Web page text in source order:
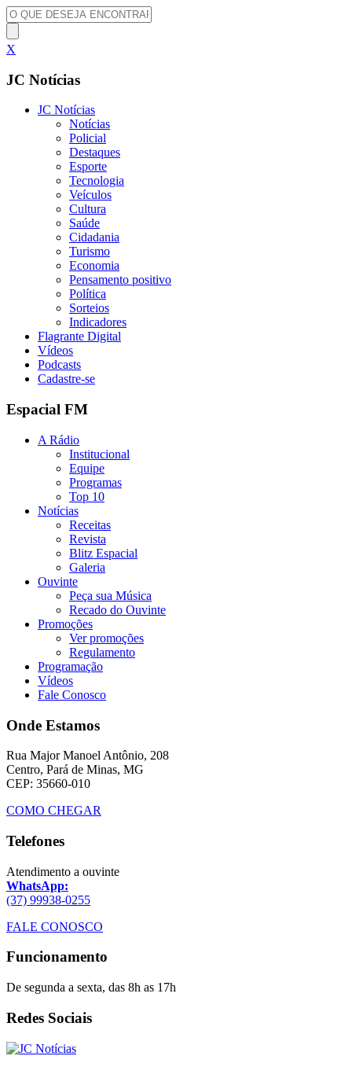
X
JC Notícias
JC Notícias
Notícias
Policial
Destaques
Esporte
Tecnologia
Veículos
Cultura
Saúde
Cidadania
Turismo
Economia
Pensamento positivo
Política
Sorteios
Indicadores
Flagrante Digital
Vídeos
Podcasts
Cadastre-se
Espacial FM
A Rádio
Institucional
Equipe
Programas
Top 10
Notícias
Receitas
Revista
Blitz Espacial
Galeria
Ouvinte
Peça sua Música
Recado do Ouvinte
Promoções
Ver promoções
Regulamento
Programação
Vídeos
Fale Conosco
Onde Estamos
Rua Major Manoel Antônio, 208
Centro, Pará de Minas, MG
CEP: 35660-010
COMO CHEGAR
Telefones
Atendimento a ouvinte
WhatsApp:
(37) 99938-0255
FALE CONOSCO
Funcionamento
De segunda a sexta, das 8h as 17h
Redes Sociais